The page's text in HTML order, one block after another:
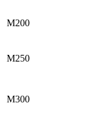
М200
М250
М300